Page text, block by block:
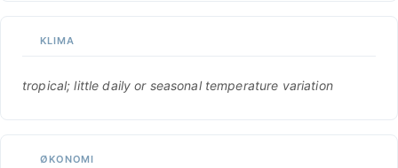
KLIMA
tropical; little daily or seasonal temperature variation
ØKONOMI